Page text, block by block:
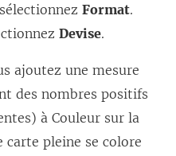
Format.
Devise.
ajoutez une mesure
des nombres positifs
à Couleur sur la
carte pleine se colore